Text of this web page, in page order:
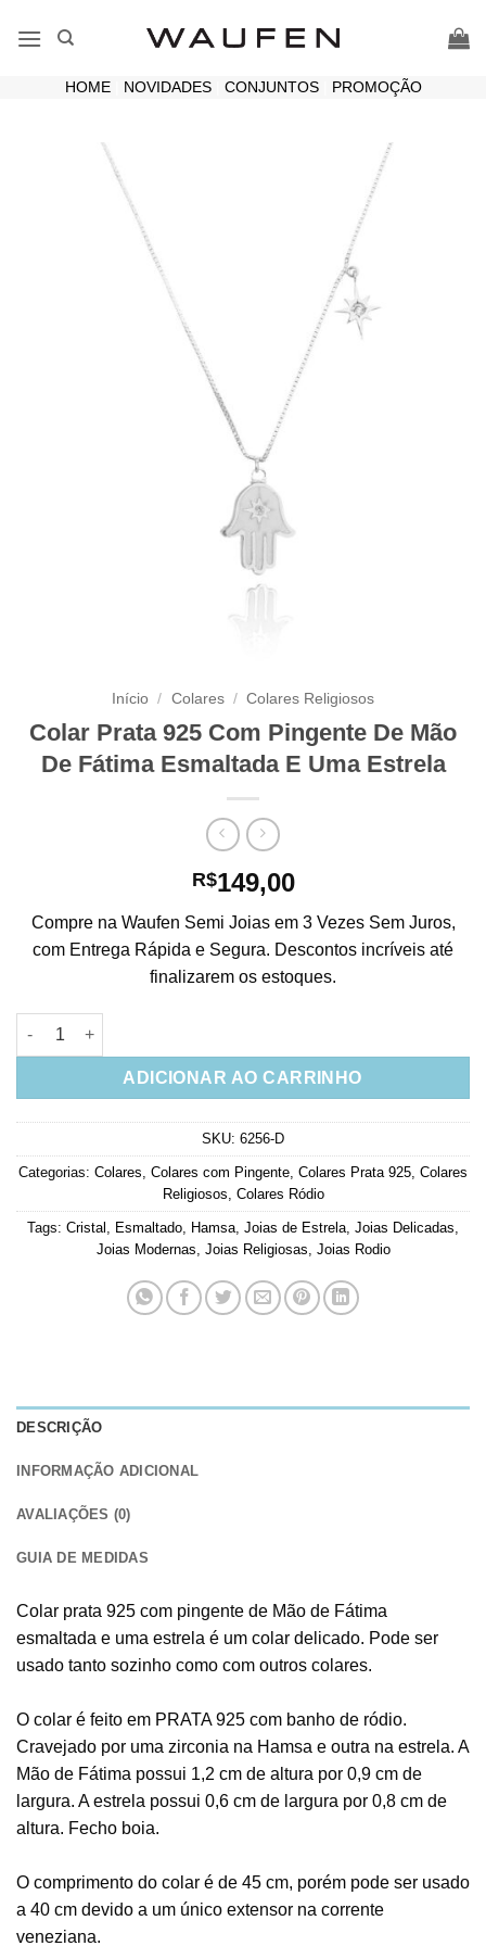
HOME| NOVIDADES| CONJUNTOS| PROMOÇÃO
Início / Colares / Colares Religiosos
Colar Prata 925 Com Pingente De Mão
De Fátima Esmaltada E Uma Estrela
R$149,00
Compre na Waufen Semi Joias em 3 Vezes Sem Juros,
com Entrega Rápida e Segura. Descontos incríveis até
finalizarem os estoques.
Colar Prata 925 Com Pingente De Mão De Fátima Esmaltada E
ADICIONAR AO CARRINHO
SKU: 6256-D
Categorias: Colares Colares com Pingente Colares Prata 925 Colares
Religiosos Colares Ródio
Tags: Cristal Esmaltado Hamsa Joias de Estrela Joias Delicadas
Joias Modernas Joias Religiosas Joias Rodio
DESCRIÇÃO
INFORMAÇÃO ADICIONAL
AVALIAÇÕES (0)
GUIA DE MEDIDAS
Colar prata 925 com pingente de Mão de Fátima
esmaltada e uma estrela é um colar delicado. Pode ser
usado tanto sozinho como com outros colares.
O colar é feito em PRATA 925 com banho de ródio.
Cravejado por uma zirconia na Hamsa e outra na estrela. A
Mão de Fátima possui 1,2 cm de altura por 0,9 cm de
largura. A estrela possui 0,6 cm de largura por 0,8 cm de
altura. Fecho boia.
O comprimento do colar é de 45 cm, porém pode ser usado
a 40 cm devido a um único extensor na corrente
veneziana.